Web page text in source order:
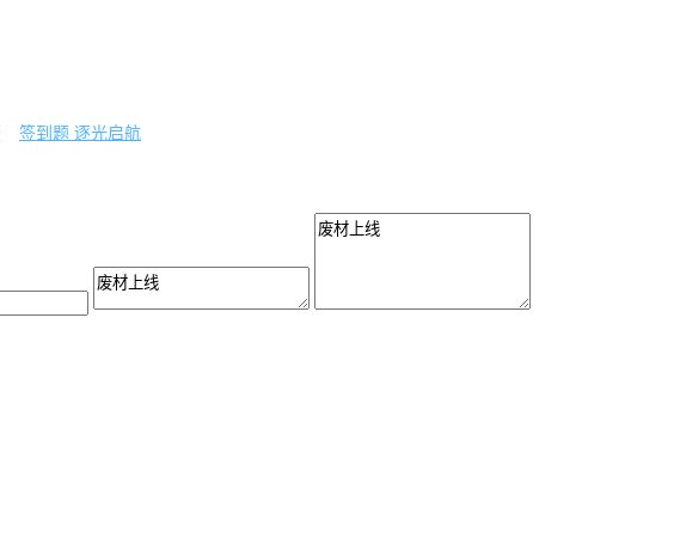
签到题 逐光启航